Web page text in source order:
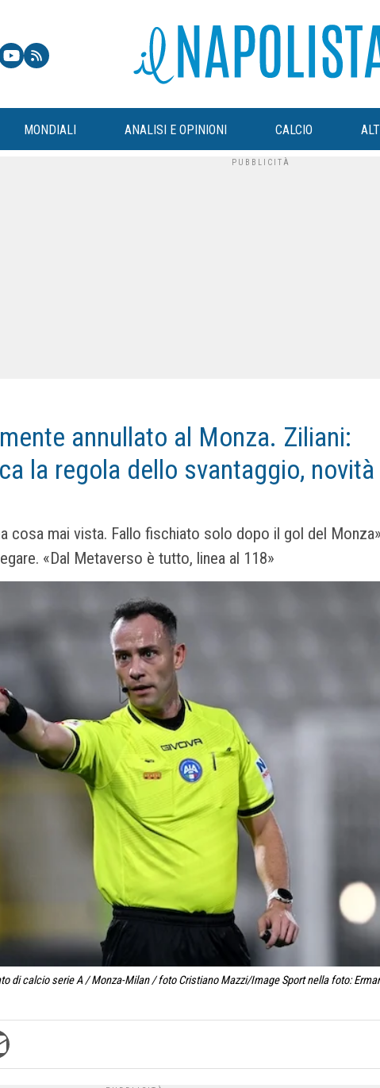
MONDIALI ANALISI E OPINIONI CALCIO
annullato al Monza. Ziliani:
la regola dello svantaggio, novità
cosa mai vista. Fallo fischiato solo dopo il gol del
«Dal Metaverso è tutto, linea al 118»
di calcio serie A / Monza-Milan / foto Cristiano Mazzi/Image Sport nella foto: